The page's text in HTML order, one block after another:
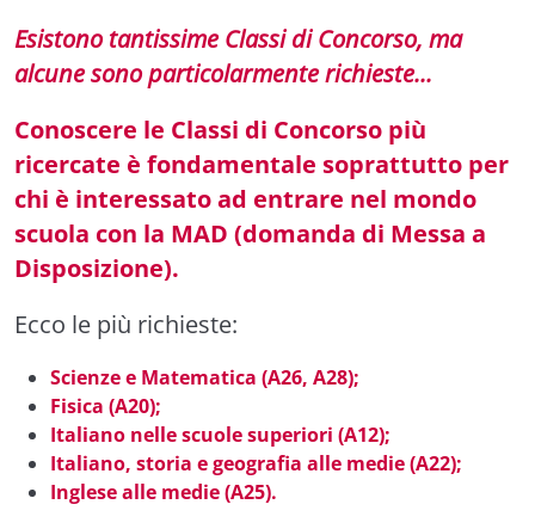
Esistono tantissime Classi di Concorso, ma
alcune sono particolarmente richieste...
Conoscere le Classi di Concorso più
ricercate è fondamentale soprattutto per
chi è interessato ad entrare nel mondo
scuola con la MAD (domanda di Messa a
Disposizione).
Ecco le più richieste:
Scienze e Matematica (A26, A28);
Fisica (A20);
Italiano nelle scuole superiori (A12);
Italiano, storia e geografia alle medie (A22);
Inglese alle medie (A25).